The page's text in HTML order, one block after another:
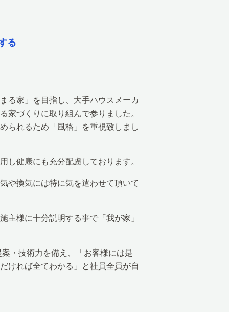
る
る家」を目指し、大手ハウスメーカ
づくりに取り組んで参りました。
られるため「風格」を重視致しまし
健康にも充分配慮しております。
や換気には特に気を遣わせて頂いて
主様に十分説明する事で「我が家」
・技術力を備え、「お客様には是
ければ全てわかる」と社員全員が自